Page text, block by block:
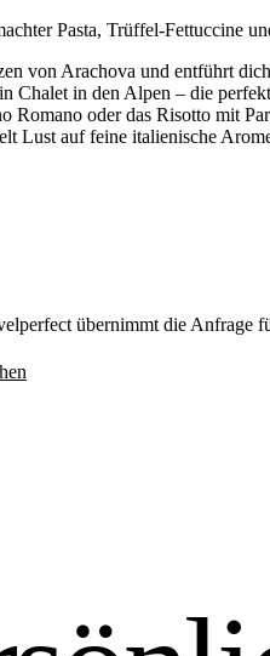
Pasta, Trüffel-Fettuccine
von Arachova und entführt
Chalet in den Alpen – die
oder das Risotto mit
Lust auf feine italienische
übernimmt die Anfrage